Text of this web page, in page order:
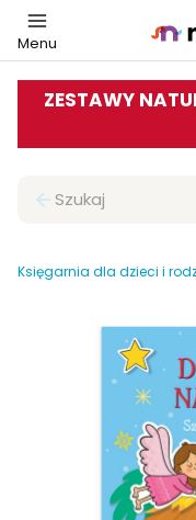
Menu
ZESTAWY
Zamknij
Księgarnia dla dzieci i